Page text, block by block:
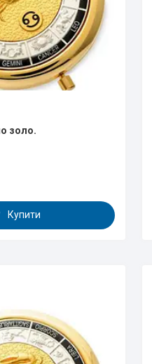
золо.
Купити